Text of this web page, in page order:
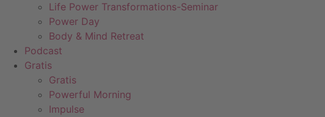
Life Power Transformations-Seminar
Power Day
Body & Mind Retreat
Podcast
Gratis
Gratis
Powerful Morning
Impulse